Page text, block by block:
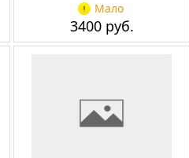
Мало
3400 руб.